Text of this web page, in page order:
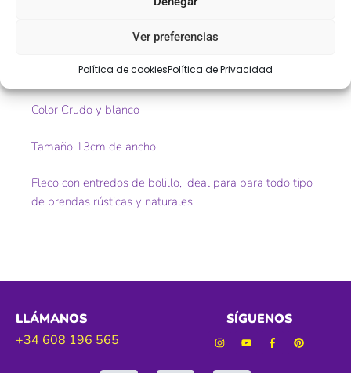
Ver preferencias
Política de cookiesPolítica de Privacidad
Fleco de algodón 100%
Color Crudo y blanco
Tamaño 13cm de ancho
Fleco con entredos de bolillo, ideal para para todo tipo
de prendas rústicas y naturales.
LLÁMANOS
+34 608 196 565
SÍGUENOS